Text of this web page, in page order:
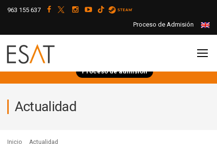
Proceso de admisión
963 155 637
Proceso de Admisión
Actualidad
Inicio Actualidad